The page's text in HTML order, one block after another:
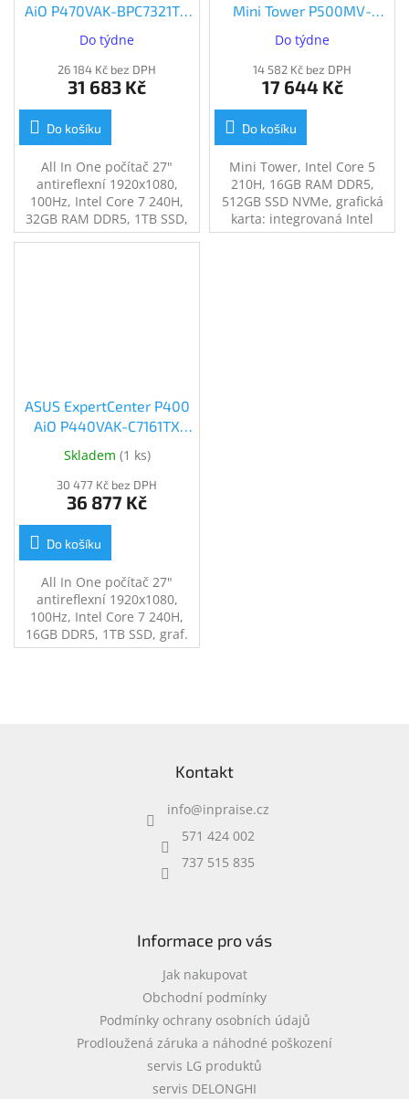
AiO P470VAK-BPC7321TX
Black (P470VAK-
BPC7321TX)
Do týdne
26 184 Kč bez DPH
31 683 Kč
Do košíku
All In One počítač 27"
antireflexní 1920x1080,
100Hz, Intel Core 7 240H,
32GB RAM DDR5, 1TB SSD,
grafická karta: integrovaná
Mini Tower P500MV-
C5210H16512X Gray
(P500MV-C5210H16512X)
Do týdne
14 582 Kč bez DPH
17 644 Kč
Do košíku
Mini Tower, Intel Core 5
210H, 16GB RAM DDR5,
512GB SSD NVMe, grafická
karta: integrovaná Intel
Iris/Intel UHD Graphics
ASUS ExpertCenter P400
AiO P440VAK-C7161TX
Black (P470VAK-C7161TX)
Skladem (1 ks)
30 477 Kč bez DPH
36 877 Kč
Do košíku
All In One počítač 27"
antireflexní 1920x1080,
100Hz, Intel Core 7 240H,
16GB DDR5, 1TB SSD, graf.
karta Intel Arc/Intel
Kontakt
info@inpraise.cz
571 424 002
737 515 835
Informace pro vás
Jak nakupovat
Obchodní podmínky
Podmínky ochrany osobních údajů
Prodloužená záruka a náhodné poškození
servis LG produktů
servis DELONGHI